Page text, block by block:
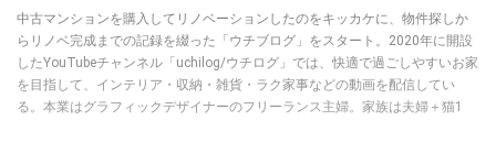
中古マンションを購入してリノベーションしたのをキッカケに、物件探しか
らリノベ完成までの記録を綴った「ウチブログ」をスタート。2020年に開設
したYouTubeチャンネル「uchilog/ウチログ」では、快適で過ごしやすいお家
を目指して、インテリア・収納・雑貨・ラク家事などの動画を配信してい
る。本業はグラフィックデザイナーのフリーランス主婦。家族は夫婦＋猫1